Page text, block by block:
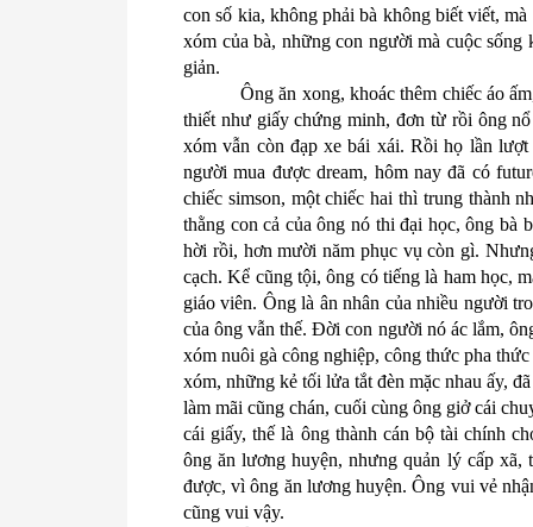
con số kia, không phải bà không biết viết,
xóm của bà, những con người mà cuộc
giản.
Ông ăn xong, khoác thêm chiếc áo
thiết như giấy chứng minh, đơn từ rồi ông
xóm vẫn còn đạp xe bái xái. Rồi họ lần
người mua được dream, hôm nay đã có
chiếc simson, một chiếc hai thì trung thành
thằng con cả của ông nó thi đại học, ông bà
hời rồi, hơn mười năm phục vụ còn gì.
cạch. Kể cũng tội, ông có tiếng là ham học,
giáo viên. Ông là ân nhân của nhiều người
của ông vẫn thế. Đời con người nó ác lắm,
xóm nuôi gà công nghiệp, công thức pha
xóm, những kẻ tối lửa tắt đèn mặc nhau ấy,
làm mãi cũng chán, cuối cùng ông giở cái
cái giấy, thế là ông thành cán bộ tài chính
ông ăn lương huyện, nhưng quản lý cấp
được, vì ông ăn lương huyện. Ông vui vẻ
cũng vui vậy.